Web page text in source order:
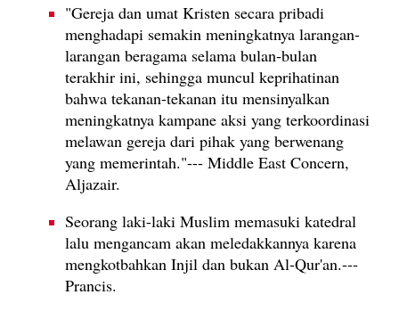
"Gereja dan umat Kristen secara pribadi
menghadapi semakin meningkatnya larangan-
larangan beragama selama bulan-bulan
terakhir ini, sehingga muncul keprihatinan
bahwa tekanan-tekanan itu mensinyalkan
meningkatnya kampane aksi yang terkoordinasi
melawan gereja dari pihak yang berwenang
yang memerintah."--- Middle East Concern,
Aljazair.
Seorang laki-laki Muslim memasuki katedral
lalu mengancam akan meledakkannya karena
mengkotbahkan Injil dan bukan Al-Qur'an.---
Prancis.